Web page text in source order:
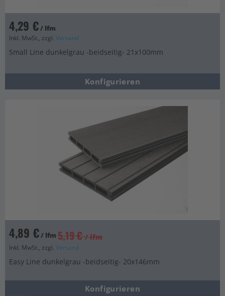
4,29 €/ lfm
Inkl. MwSt., zzgl. Versand
Small Line dunkelgrau -beidseitig- 21x100mm
Konfigurieren
4,89 €/ lfm 5,19 € / lfm
Inkl. MwSt., zzgl. Versand
Easy Line dunkelgrau -beidseitig- 20x146mm
Konfigurieren